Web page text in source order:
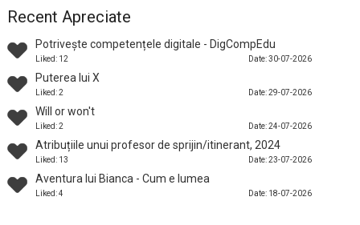
Recent Apreciate
Potrivește competențele digitale - DigCompEdu
Liked: 12 Date: 30-07-2026
Puterea lui X
Liked: 2 Date: 29-07-2026
Will or won't
Liked: 2 Date: 24-07-2026
Atribuțiile unui profesor de sprijin/itinerant, 2024
Liked: 13 Date: 23-07-2026
Aventura lui Bianca - Cum e lumea
Liked: 4 Date: 18-07-2026